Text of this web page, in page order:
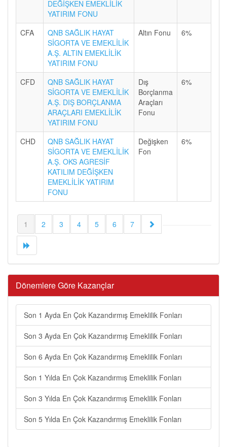
DEĞİŞKEN EMEKLİLİK
YATIRIM FONU
CFA
QNB SAĞLIK HAYAT
SİGORTA VE EMEKLİLİK
A.Ş. ALTIN EMEKLİLİK
YATIRIM FONU
Altın Fonu 6%
CFD
QNB SAĞLIK HAYAT
SİGORTA VE EMEKLİLİK
A.Ş. DIŞ BORÇLANMA
ARAÇLARI EMEKLİLİK
YATIRIM FONU
Dış
Borçlanma
Araçları
Fonu
6%
CHD
QNB SAĞLIK HAYAT
SİGORTA VE EMEKLİLİK
A.Ş. OKS AGRESİF
KATILIM DEĞİŞKEN
EMEKLİLİK YATIRIM
FONU
Değişken
Fon
6%
1 2 3 4 5 6 7
Dönemlere Göre Kazançlar
Son 1 Ayda En Çok Kazandırmış Emeklilik Fonları
Son 3 Ayda En Çok Kazandırmış Emeklilik Fonları
Son 6 Ayda En Çok Kazandırmış Emeklilik Fonları
Son 1 Yılda En Çok Kazandırmış Emeklilik Fonları
Son 3 Yılda En Çok Kazandırmış Emeklilik Fonları
Son 5 Yılda En Çok Kazandırmış Emeklilik Fonları